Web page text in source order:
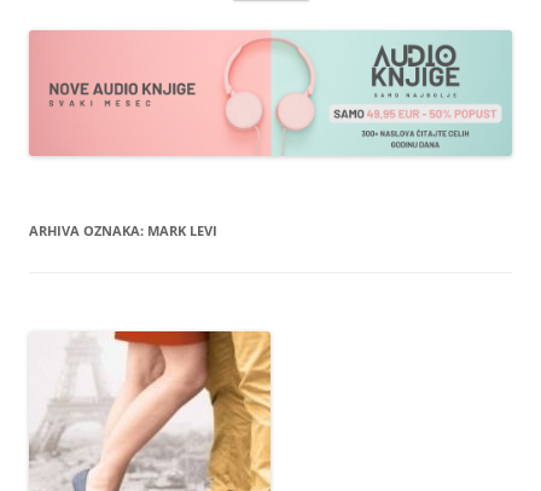
sadržaja
ARHIVA OZNAKA: MARK LEVI